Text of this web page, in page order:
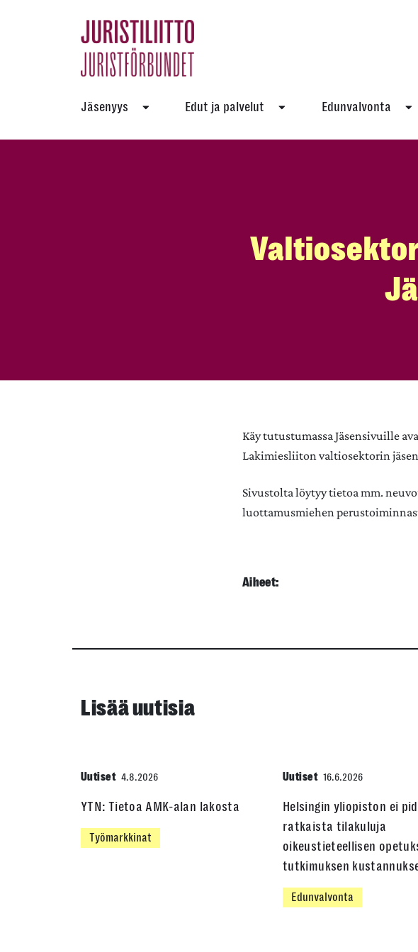
Jäsenyys Edut ja palvelut Edunvalvonta
Käy tutustumassa Jäsensivuille
Lakimiesliiton valtiosektorin
Sivustolta löytyy tietoa mm.
luottamusmiehen
Aiheet:
Lisää uutisia
Uutiset 4.8.2026
YTN: Tietoa AMK-alan lakosta
Työmarkkinat
Uutiset 16.6.2026
Helsingin yliopiston ei
ratkaista tilakuluja
oikeustieteellisen
tutkimuksen
Edunvalvonta